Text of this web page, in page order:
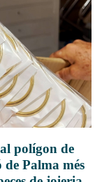
polígon de
de Palma més